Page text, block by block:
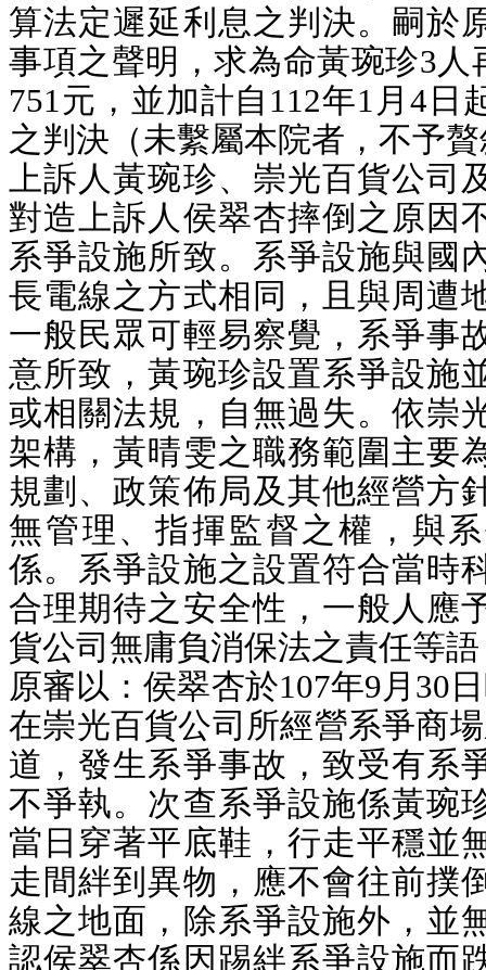
算法定遲延利息之判決。嗣於
事項之聲明，求為命黃琬珍3人
751元，並加計自112年1月4日
之判決（未繫屬本院者，不予
上訴人黃琬珍、崇光百貨公司
對造上訴人侯翠杏摔倒之原因
系爭設施所致。系爭設施與國
長電線之方式相同，且與周遭
一般民眾可輕易察覺，系爭事
意所致，黃琬珍設置系爭設施
或相關法規，自無過失。依崇
架構，黃晴雯之職務範圍主要
規劃、政策佈局及其他經營方
無管理、指揮監督之權，與
係。系爭設施之設置符合當時
合理期待之安全性，一般人應
貨公司無庸負消保法之責任等
原審以：侯翠杏於107年9月30
在崇光百貨公司所經營系爭商
道，發生系爭事故，致受有系
不爭執。次查系爭設施係黃琬
當日穿著平底鞋，行走平穩並
走間絆到異物，應不會往前撲
線之地面，除系爭設施外，並
認侯翠杏係因踢絆系爭設施而